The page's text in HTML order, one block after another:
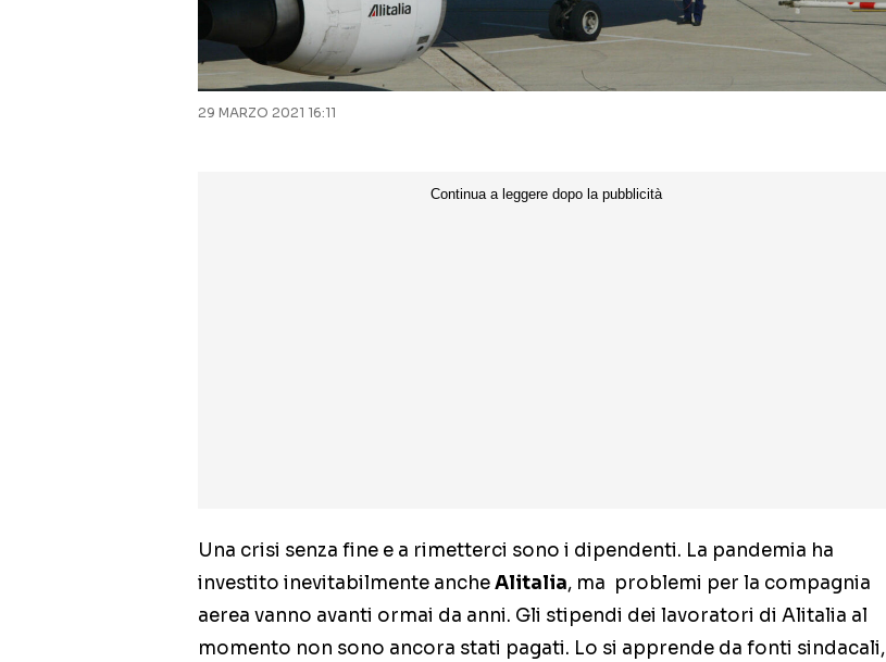
29 MARZO 2021 16:11
Una crisi senza fine e a rimetterci sono i dipendenti. La pandemia ha
investito inevitabilmente ancheAlitalia, ma problemi per la compagnia
aerea vanno avanti ormai da anni. Gli stipendi dei lavoratori di Alitalia al
momento non sono ancora stati pagati. Lo si apprende da fonti sindacali,